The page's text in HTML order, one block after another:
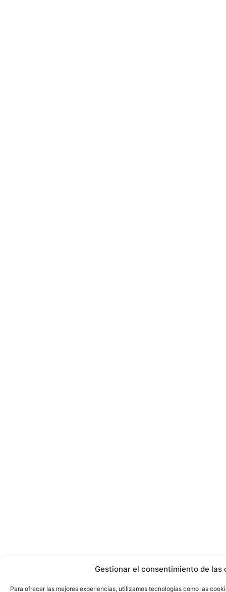
Gestionar el consentimiento de las
Para ofrecer las mejores experiencias, utilizamos tecnologías como las